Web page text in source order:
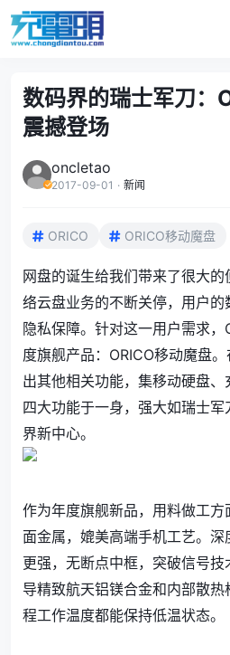
数码界的瑞士军刀：
震撼登场
oncletao
2017-09-01 · 新闻
ORICO ORICO移动魔盘
网盘的诞生给我们带来了很大
络云盘业务的不断关停，用户
隐私保障。针对这一用户需求
度旗舰产品：ORICO移动魔盘
出其他相关功能，集移动硬盘
四大功能于一身，强大如瑞士
界新中心。
作为年度旗舰新品，用料做工
面金属，媲美高端手机工艺。
更强，无断点中框，突破信号
导精致航天铝镁合金和内部散热
程工作温度都能保持低温状态。